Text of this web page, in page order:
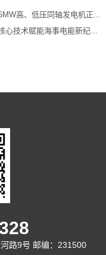
高、低压同轴发电机正...
技术赋能海事电能新纪...
路9号 邮编：231500